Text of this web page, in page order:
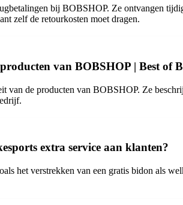
bij BOBSHOP. Ze ontvangen
zelf de retourkosten moet dragen.
van BOBSHOP | Best of
van de producten van BOBSHOP. Ze
extra service aan klanten?
het verstrekken van een gratis bidon als